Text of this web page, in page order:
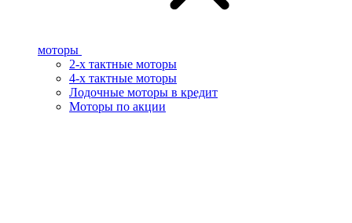
моторы
2-х тактные моторы
4-х тактные моторы
Лодочные моторы в кредит
Моторы по акции